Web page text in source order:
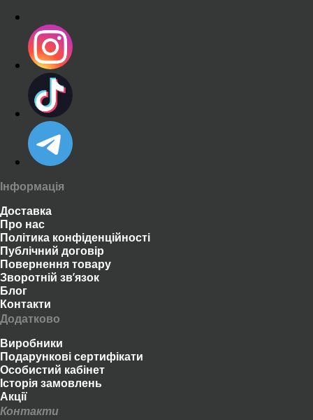
Інформація
Доставка
Про нас
Політика конфіденційності
Публічний договір
Повернення товару
Зворотній зв’язок
Блог
Контакти
Додатково
Виробники
Подарункові сертифікати
Особистий кабінет
Історія замовлень
Акції
Контакти